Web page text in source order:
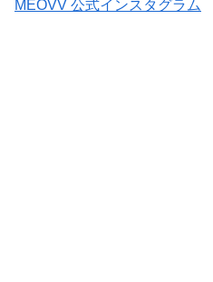
MEOVV 公式インスタグラム